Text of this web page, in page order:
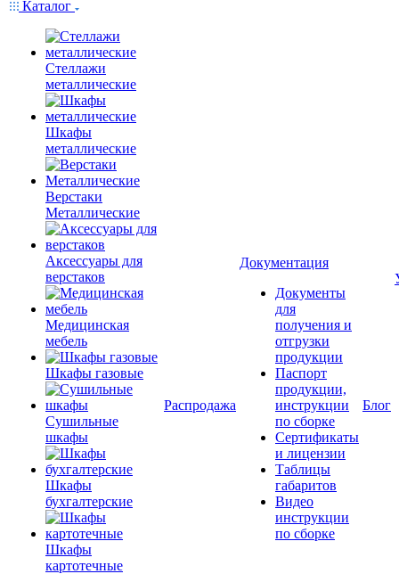
Каталог
Стеллажи
металлические
Шкафы
металлические
Верстаки
Металлические
Аксессуары для
верстаков
Медицинская
мебель
Шкафы газовые
Сушильные
шкафы
Шкафы
бухгалтерские
Шкафы
картотечные
Распродажа
Документация
Документы
для
получения и
отгрузки
продукции
Паспорт
продукции,
инструкции
по сборке
Сертификаты
и лицензии
Таблицы
габаритов
Видео
инструкции
по сборке
Блог